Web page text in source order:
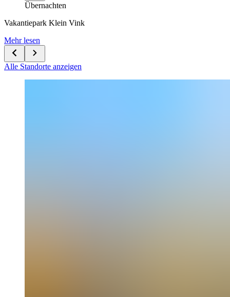
Übernachten
Vakantiepark Klein Vink
Mehr lesen
Alle Standorte anzeigen